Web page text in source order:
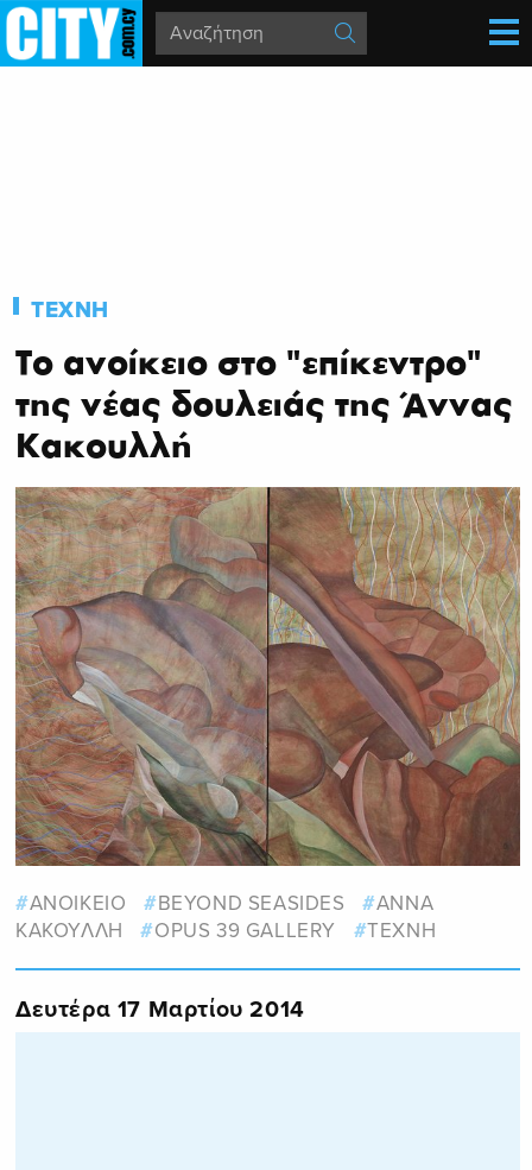
ΤΕΧΝΗ
Το ανοίκειο στο "επίκεντρο"
της νέας δουλειάς της Άννας
Κακουλλή
ΑΝΟΙΚΕΙΟ BEYOND SEASIDES
ΑΝΝΑ
ΚΑΚΟΥΛΛΗ
OPUS 39 GALLERY ΤΕΧΝΗ
Δευτέρα 17 Μαρτίου 2014